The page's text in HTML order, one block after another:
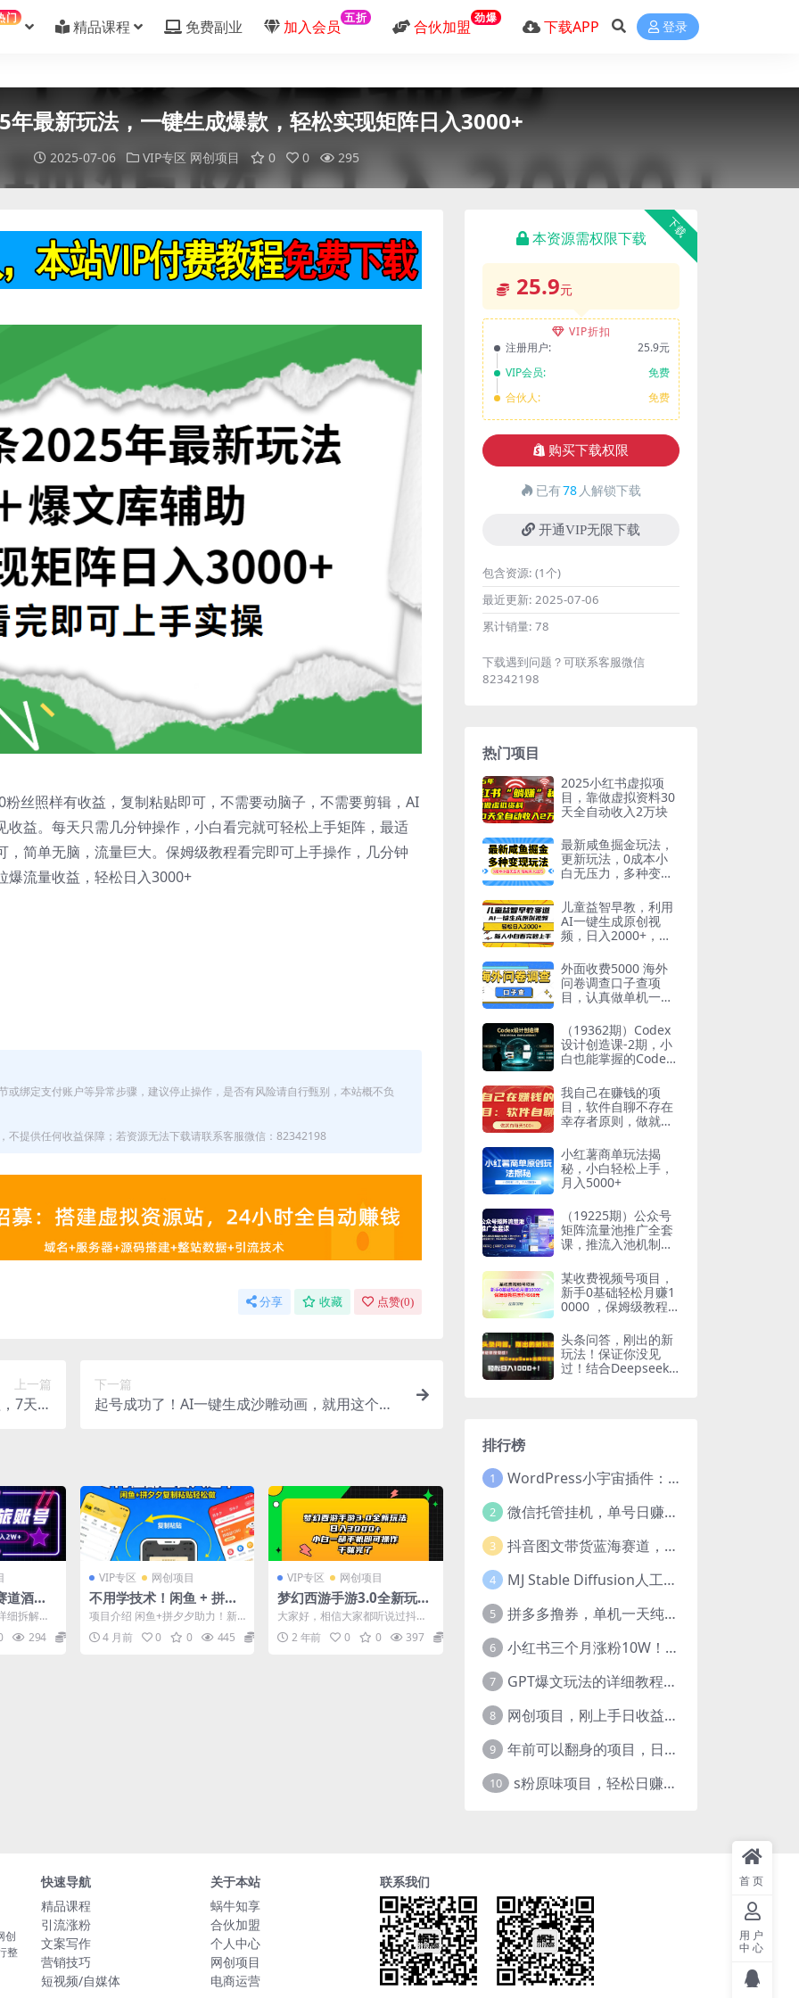
门 精品课程 免费副业 加入会员 五折 合伙加盟 劲爆 下载APP 登录
年最新玩法，一键生成爆款，轻松实现矩阵日入3000+
2025-07-06 VIP专区 网创项目 0 0 295
丝照样有收益，复制粘贴即可，不需要动脑子，不需要剪辑，AI
益。每天只需几分钟操作，小白看完就可轻松上手矩阵，最适
简单无脑，流量巨大。保姆级教程看完即可上手操作，几分钟
爆流量收益，轻松日入3000+
绑定支付账户等异常步骤，建议停止操作，是否有风险请自行甄别，本站概不负
不提供任何收益保障；若资源无法下载请联系客服微信：82342198
分享 收藏 点赞(0)
上一篇
7天速
下一篇
起号成功了！AI一键生成沙雕动画，就用这个教
道酒旅
小白
细拆解一
小白...294 29.9
VIP专区 网创项目
不用学技术！闲鱼 + 拼夕
夕复制粘贴，零门槛副业
日入过千
项目介绍 闲鱼+拼夕夕助力！新
人当天开单，80%利润，仅需复
制粘贴，日入1000...
4 月前 0 0 445 19.9
VIP专区 网创项目
梦幻西游手游3.0全新玩
法，日入3000+，小白一
部手机即可操作，干就完
了
大家好，相信大家都听说过抖音
游戏发行人计划，但是一般做视
频的收益都低的离谱，今天...
2 年前 0 0 397
下载
本资源需权限下载
25.9元
VIP折扣
注册用户:
25.9元
VIP会员:
免费
合伙人:
免费
购买下载权限
已有78 人解锁下载
开通VIP无限下载
包含资源: (1个)
最近更新: 2025-07-06
累计销量: 78
下载遇到问题？可联系客服微信
82342198
热门项目
2025小红书虚拟项
目，靠做虚拟资料30
天全自动收入2万块
最新咸鱼掘金玩法，
更新玩法，0成本小
白无压力，多种变现
儿童益智早教，利用
AI一键生成原创视
频，日入2000+，小
外面收费5000 海外
问卷调查口子查项
目，认真做单机一天
（19362期）Codex
设计创造课-2期，小
白也能掌握的Codex
械工作交给AI，把创
作主动权留给自己
我自己在赚钱的项
目，软件自聊不存在
幸存者原则，做就有
小红薯商单玩法揭
秘，小白轻松上手，
月入5000+
（19225期）公众号
矩阵流量池推广全套
课，推流入池机制选
eek AI批量做内容，
多渠道变现全流程教
学
某收费视频号项目，
新手0基础轻松月赚1
0000 ，保姆级教程
头条问答，刚出的新
玩法！保证你没见
过！结合Deepseek
排行榜
1 WordPress小宇宙插件：为站长量身打造的网站性能与SEO优化插件
2 微信托管挂机，单号日赚50-80，项目操作简单（附无限注册实名微信号教程）
3 抖音图文带货蓝海赛道，每天只花2小时，小白轻松过万
4 MJ Stable Diffusion人工智能绘画与设计-第6期AIGC课程（35节）
5 拼多多撸券，单机一天纯利润480，下半年收益更高，不限设备，不限IP。
6 小红书三个月涨粉10W！AI英语视频0成本制作，每天轻松日入2000+
7 GPT爆文玩法的详细教程，今日头条原创文章玩法实操讲解，简单操作月入5000
8 网创项目，刚上手日收益300-500左右，熟悉后日收益1500-3000
9 年前可以翻身的项目，日入2000+ 每单收益在300-3000之间，利润空间非常的大
10 s粉原味项目，轻松日赚800+，永远的蓝海项目，无脑操作也能直接出单 人...
创
整
快速导航
精品课程
引流涨粉
文案写作
营销技巧
短视频/自媒体
关于本站
蜗牛知享
合伙加盟
个人中心
网创项目
电商运营
联系我们 首页
用户
中心